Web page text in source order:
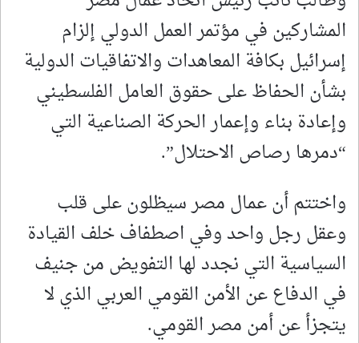
المشاركين في مؤتمر العمل الدولي إلزام
إسرائيل بكافة المعاهدات والاتفاقيات الدولية
بشأن الحفاظ على حقوق العامل الفلسطيني
وإعادة بناء وإعمار الحركة الصناعية التي
“دمرها رصاص الاحتلال”.
واختتم أن عمال مصر سيظلون على قلب
وعقل رجل واحد وفي اصطفاف خلف القيادة
السياسية التي نجدد لها التفويض من جنيف
في الدفاع عن الأمن القومي العربي الذي لا
يتجزأ عن أمن مصر القومي.